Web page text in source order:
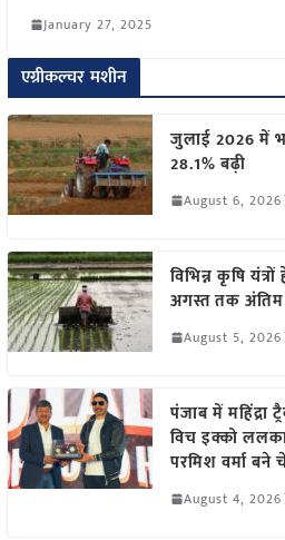
January 27, 2025
एग्रीकल्चर मशीन
जुलाई 2026 में
28.1% बढ़ी
August 6, 2026
विभिन्न कृषि
अगस्त तक अंतिम
August 5, 2026
पंजाब में महिंद्रा
विच इक्को
परमिश वर्मा बने
August 4, 2026